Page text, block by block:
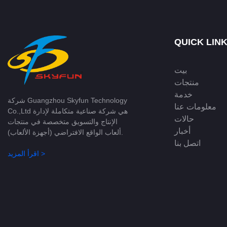
شركة Guangzhou Skyfun Technology
Co.,Ltd هي شركة صناعية متكاملة لإدارة
الإنتاج والتسويق متخصصة في منتجات
ألعاب الواقع الافتراضي (أجهزة الألعاب).
اقرأ المزيد >
QUICK
بيت
منتجات
خدمة
معلومات عنا
حالات
أخبار
اتصل بنا